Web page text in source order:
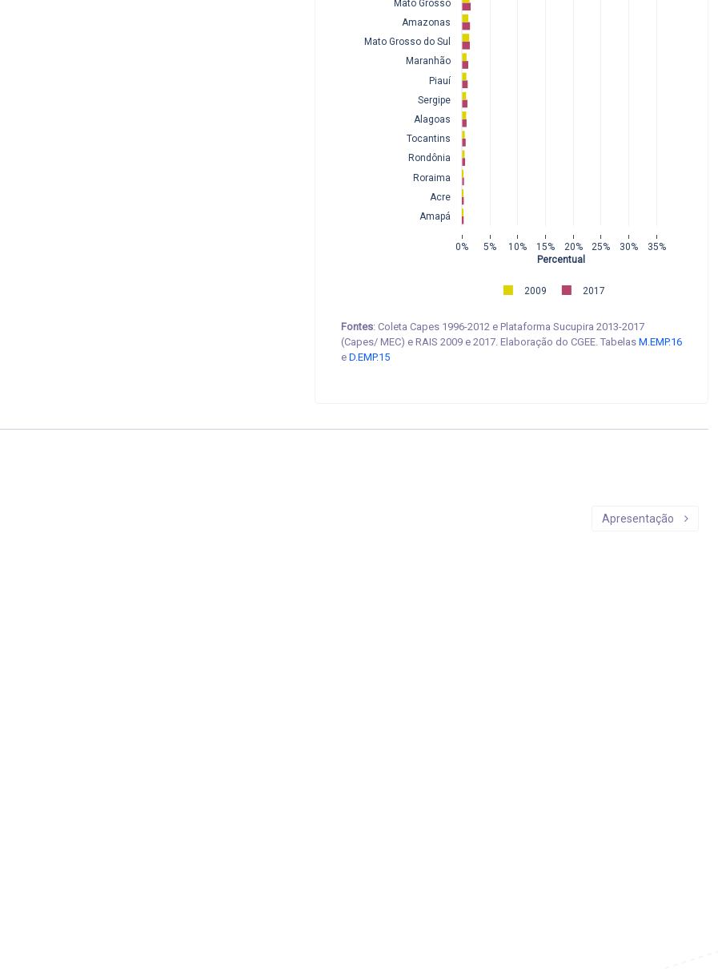
0% 5% 10% 15% 20% 25% 30% 35%
Amapá
Acre
Roraima
Rondônia
Tocantins
Alagoas
Sergipe
Piauí
Maranhão
Mato Grosso do Sul
Amazonas
Mato Grosso
2009 2017
Percentual
Fontes: Coleta Capes 1996-2012 e Plataforma Sucupira 2013-2017
(Capes/ MEC) e RAIS 2009 e 2017. Elaboração do CGEE. Tabelas M.EMP.16
e D.EMP.15
Apresentação